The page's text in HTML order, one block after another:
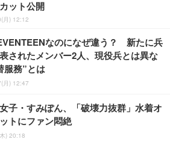
ット公開
月) 12:12
なのになぜ違う？ 新たに兵
されたメンバー2人、現役兵とは異な
服務”とは
月) 12:47
子・すみぽん、「破壊力抜群」水着オ
トにファン悶絶
) 20:18